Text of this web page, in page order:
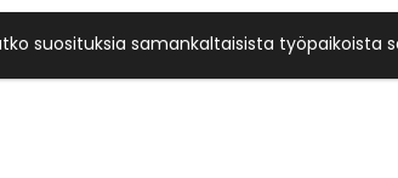
suosituksia samankaltaisista työpaikoista